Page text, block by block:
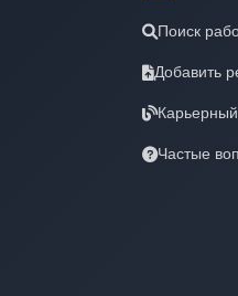
Поиск
Добавить
Частые